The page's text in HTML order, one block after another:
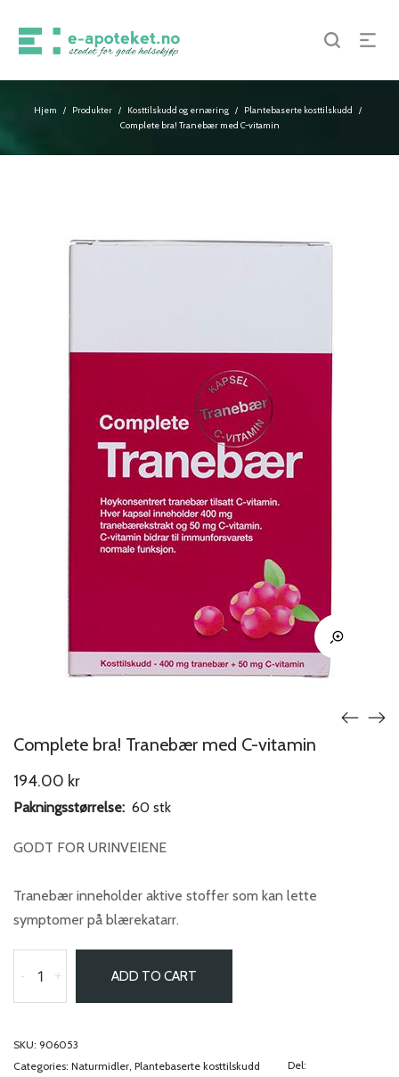
Hjem / Produkter / Kosttilskudd og ernæring / Plantebaserte kosttilskudd /
Complete bra! Tranebær med C-vitamin
Complete bra! Tranebær med C-vitamin
194.00 kr
Pakningsstørrelse: 60 stk
GODT FOR URINVEIENE
Tranebær inneholder aktive stoffer som kan lette
symptomer på blærekatarr.
- + ADD TO CART
SKU: 906053
Categories: Naturmidler, Plantebaserte kosttilskudd Del: